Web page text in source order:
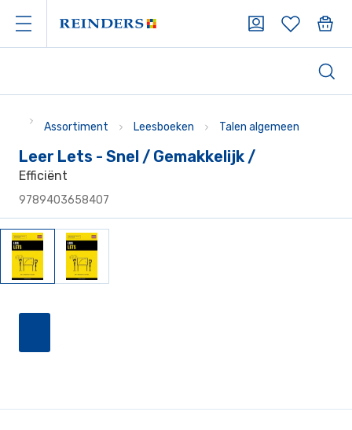
Assortiment Leesboeken Talen algemeen
Leer Lets - Snel / Gemakkelijk /
Efficiënt
9789403658407